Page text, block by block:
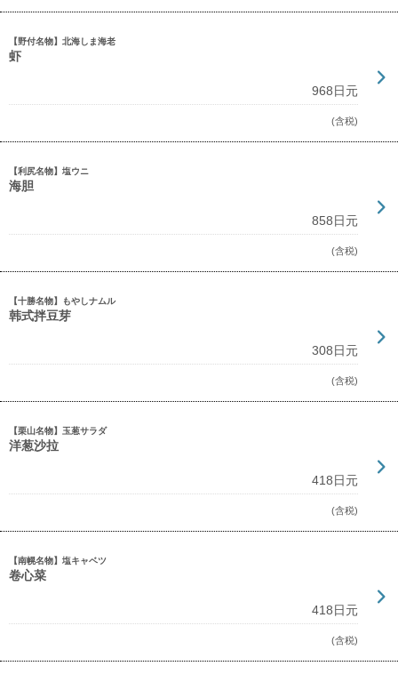
【野付名物】北海しま海老
虾
968日元
(含税)
【利尻名物】塩ウニ
海胆
858日元
(含税)
【十勝名物】もやしナムル
韩式拌豆芽
308日元
(含税)
【栗山名物】玉葱サラダ
洋葱沙拉
418日元
(含税)
【南幌名物】塩キャベツ
卷心菜
418日元
(含税)